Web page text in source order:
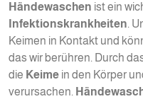
Händewaschen ist ein
Infektionskrankheiten.
Keimen in Kontakt und
das wir berühren. Durch
die Keime in den Körper
verursachen.